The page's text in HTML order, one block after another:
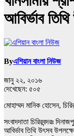
আবির্ভাব
Byএশিয়ান বাংলা নিউজ
জানু ২২, ২০১৬
দেখেছেন: ৫০৫
মোহাম্মদ মানিক হোসেন,
সংবাদদাতা চিরিরবন্দরঃ
আবির্ভাব তিথি উৎসব